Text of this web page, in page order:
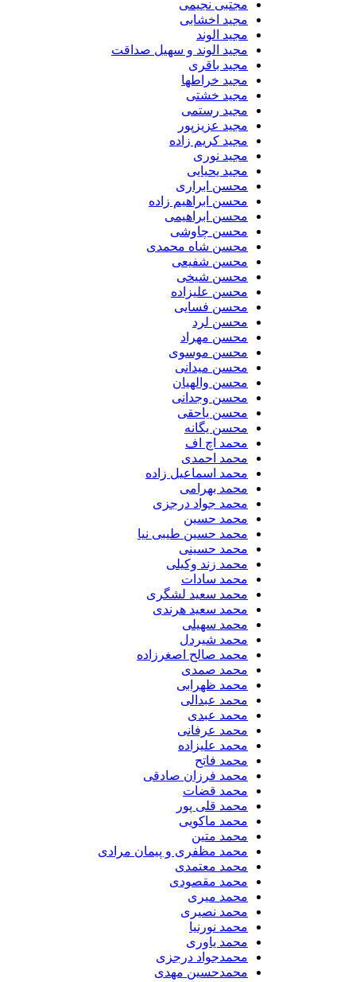
مجتبی نجیمی
مجید اخشابی
مجید الوند‎
مجید الوند و سهیل صداقت
مجید باقری
مجید خراطها
مجید خشتی
مجید رستمی
مجید عزیزپور
مجید کریم زاده
مجید نوری
مجید یحیایی
محسن ابراری
محسن ابراهیم زاده
محسن ابراهیمی
محسن چاوشی
محسن شاه محمدی
محسن شفیعی
محسن شیخی
محسن علیزاده
محسن فسایی
محسن لرد
محسن مهراد
محسن موسوی
محسن میدانی
محسن والهیان
محسن وجدانی
محسن یاحقی
محسن یگانه
محمد اچ اف
محمد احمدی
محمد اسماعیل زاده
محمد بهرامی
محمد جواد درجزی
محمد حسین
محمد حسین طیبی نیا
محمد حسینی
محمد زند وکیلی
محمد سادات
محمد سعید لشگری
محمد سعید هرندی
محمد سهیلی
​محمد شیردل
محمد صالح اصغرزاده
محمد صمدی
محمد ظهرابی
محمد عبدالی
محمد عبدی
محمد عرفانی
محمد علیزاده
محمد فاتح
محمد فرزان صادقی
محمد قضات
محمد قلی پور
محمد ماکویی
محمد متین
محمد مظفری و پیمان مرادی
محمد معتمدی
محمد مقصودی
محمد میری
محمد نصیری
محمد نورنیا
محمد یاوری
محمدجواد درجزی
محمدحسین مهدی